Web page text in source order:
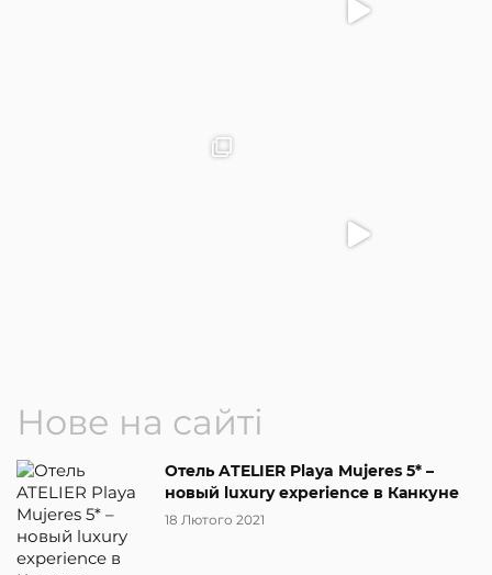
Нове на сайті
Отель ATELIER Playa Mujeres 5* –
новый luxury experience в Канкуне
18 Лютого 2021